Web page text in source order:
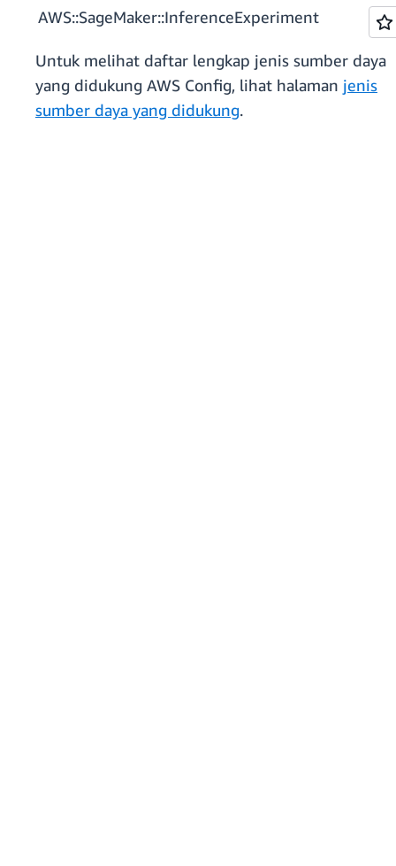
AWS::SageMaker::InferenceExperiment
Untuk melihat daftar lengkap jenis sumber daya
yang didukung AWS Config, lihat halaman jenis
sumber daya yang didukung.